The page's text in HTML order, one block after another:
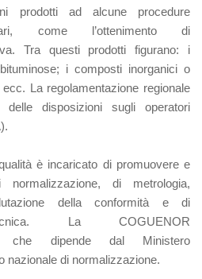
prodotti ad alcune procedure
come l’ottenimento di
Tra questi prodotti figurano: i
i composti inorganici o
La regolamentazione regionale
delle disposizioni sugli operatori
è incaricato di promuovere e
di metrologia,
della conformità e di
La COGUENOR
dipende dal Ministero
nazionale di normalizzazione.